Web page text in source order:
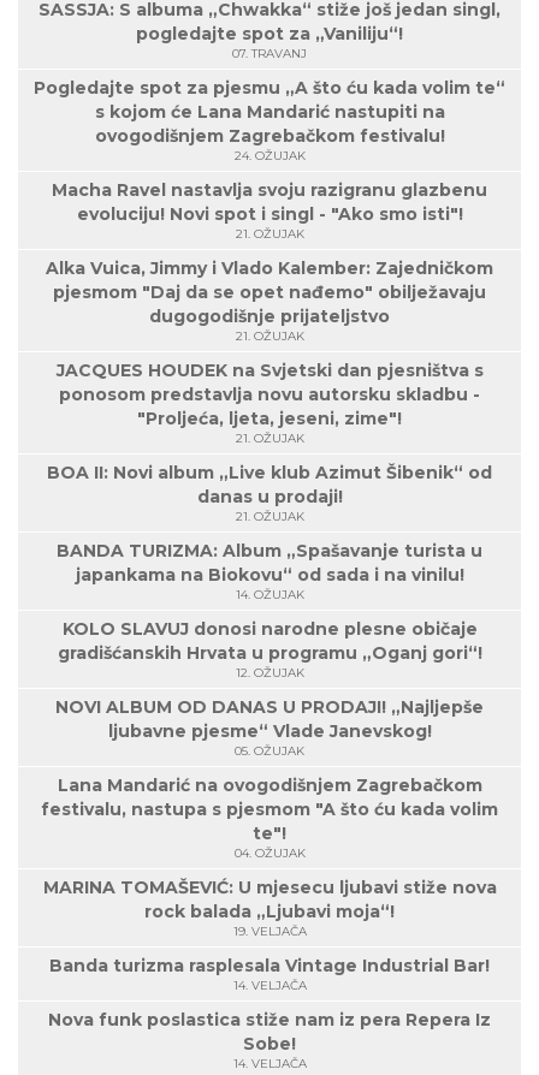
SASSJA: S albuma „Chwakka“ stiže još jedan singl,
pogledajte spot za „Vaniliju“!
07. TRAVANJ
Pogledajte spot za pjesmu „A što ću kada volim te“
s kojom će Lana Mandarić nastupiti na
ovogodišnjem Zagrebačkom festivalu!
24. OŽUJAK
Macha Ravel nastavlja svoju razigranu glazbenu
evoluciju! Novi spot i singl - "Ako smo isti"!
21. OŽUJAK
Alka Vuica, Jimmy i Vlado Kalember: Zajedničkom
pjesmom "Daj da se opet nađemo" obilježavaju
dugogodišnje prijateljstvo
21. OŽUJAK
JACQUES HOUDEK na Svjetski dan pjesništva s
ponosom predstavlja novu autorsku skladbu -
"Proljeća, ljeta, jeseni, zime"!
21. OŽUJAK
BOA II: Novi album „Live klub Azimut Šibenik“ od
danas u prodaji!
21. OŽUJAK
BANDA TURIZMA: Album „Spašavanje turista u
japankama na Biokovu“ od sada i na vinilu!
14. OŽUJAK
KOLO SLAVUJ donosi narodne plesne običaje
gradišćanskih Hrvata u programu „Oganj gori“!
12. OŽUJAK
NOVI ALBUM OD DANAS U PRODAJI! „Najljepše
ljubavne pjesme“ Vlade Janevskog!
05. OŽUJAK
Lana Mandarić na ovogodišnjem Zagrebačkom
festivalu, nastupa s pjesmom "A što ću kada volim
te"!
04. OŽUJAK
MARINA TOMAŠEVIĆ: U mjesecu ljubavi stiže nova
rock balada „Ljubavi moja“!
19. VELJAČA
Banda turizma rasplesala Vintage Industrial Bar!
14. VELJAČA
Nova funk poslastica stiže nam iz pera Repera Iz
Sobe!
14. VELJAČA